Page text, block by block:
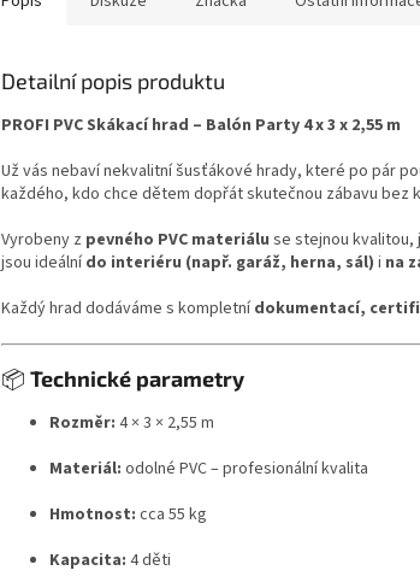
Detailní popis produktu
PROFI PVC Skákací hrad – Balón Party 4 x 3 x 2,55 m
Už vás nebaví nekvalitní šusťákové hrady, které po pár
každého, kdo chce dětem dopřát skutečnou zábavu bez
Vyrobeny z pevného PVC materiálu se stejnou kvalitou,
jsou ideálnído interiéru (např. garáž, herna, sál) i na
Každý hrad dodáváme s kompletnídokumentací,
📦 Technické parametry
Rozměr: 4 × 3 × 2,55 m
Materiál: odolné PVC – profesionální kvalita
Hmotnost: cca 55 kg
Kapacita: 4 děti